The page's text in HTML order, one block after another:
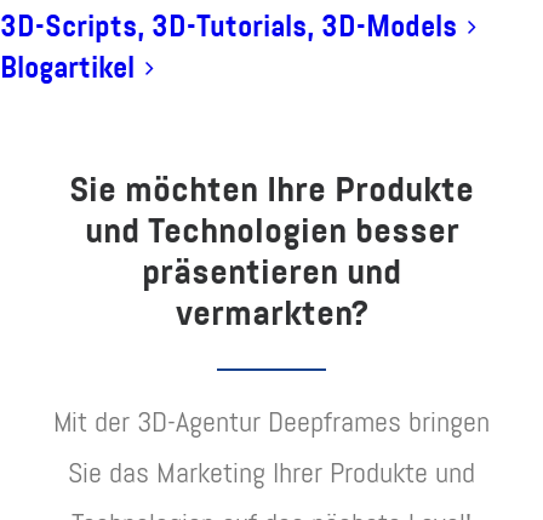
3D-Scripts, 3D-Tutorials, 3D-Models
Blogartikel
Sie möchten Ihre Produkte
und Technologien besser
präsentieren und
vermarkten?
Mit der 3D-Agentur Deepframes bringen
Sie das Marketing Ihrer Produkte und